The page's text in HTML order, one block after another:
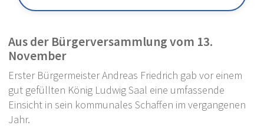
Partnerstädte
Fair-Trade Gemeinde
Kneippkurort
Stellenanzeigen
Bürgerservice
Aus der Bürgerversammlung vom 13.
November
Erster Bürgermeister Andreas Friedrich gab vor einem
gut gefüllten König Ludwig Saal eine umfassende
Einsicht in sein kommunales Schaffen im vergangenen
Jahr.